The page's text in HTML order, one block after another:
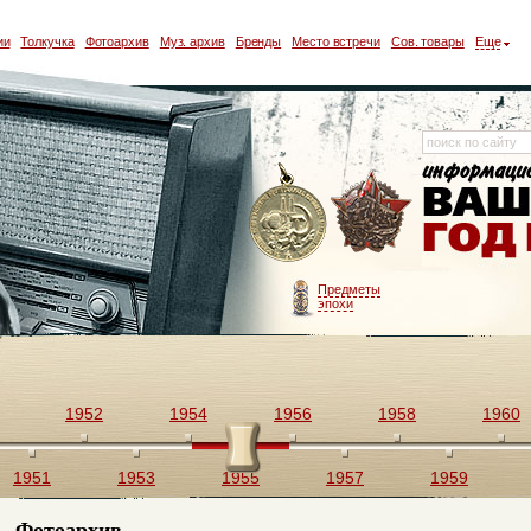
Толкучка Фотоархив Муз. архив Бренды Место встречи Сов. товары Еще
Предметы
эпохи
1951
1952
1953
1954
1955
1956
1957
1958
1959
1960